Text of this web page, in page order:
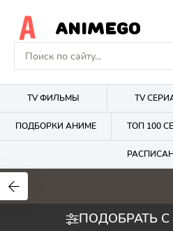
ANIMEGO
TV ФИЛЬМЫ TV
ПОДБОРКИ АНИМЕ ТОП 100
1.7
ПОДОБРАТЬ